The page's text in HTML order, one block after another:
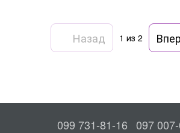
Назад 1 из 2
099 731-81-16 097